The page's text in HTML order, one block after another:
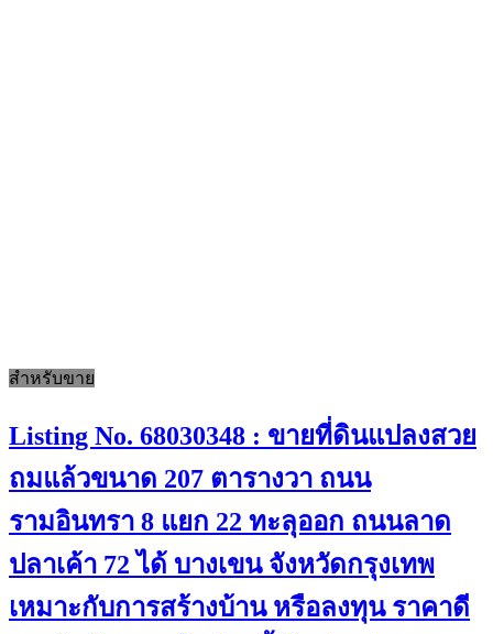
สำหรับขาย
Listing No. 68030348 : ขายที่ดินแปลงสวย
ถมแล้วขนาด 207 ตารางวา ถนน
รามอินทรา 8 แยก 22 ทะลุออก ถนนลาด
ปลาเค้า 72 ได้ บางเขน จังหวัดกรุงเทพ
เหมาะกับการสร้างบ้าน หรือลงทุน ราคาดี